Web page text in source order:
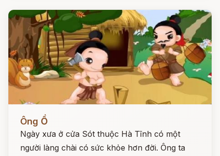
Đọc ngay
Ông Ồ
Ngày xưa ở cửa Sót thuộc Hà Tĩnh có một
người làng chài có sức khỏe hơn đời. Ông ta